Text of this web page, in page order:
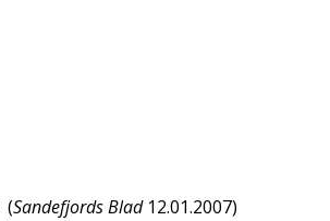
(Sandefjords Blad 12.01.2007)